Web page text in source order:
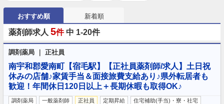
おすすめ順 新着順
薬剤師求人 5件 中 1-20件
調剤薬局 ｜ 正社員
南宇和郡愛南町【宿毛駅】【正社員薬剤師/求人】土日祝
休みの店舗♪家賃手当＆面接旅費支給あり♪県外転居者も
歓迎！年間休日120日以上＋長期休暇も取得OK♪
調剤薬局 一般薬剤師 正社員 定期昇給
住宅補助(手当)・寮・社宅